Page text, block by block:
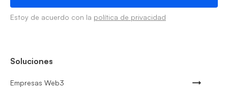
Estoy de acuerdo con la política de privacidad
Soluciones
Empresas Web3